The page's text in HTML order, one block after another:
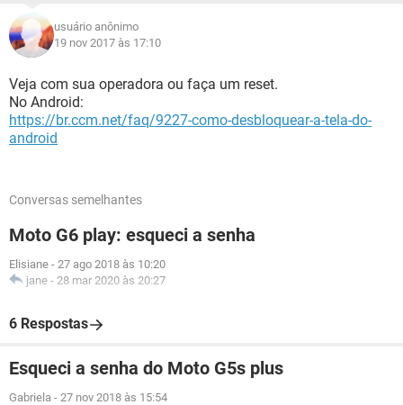
usuário anônimo
19 nov 2017 às 17:10
Veja com sua operadora ou faça um reset.
No Android:
https://br.ccm.net/faq/9227-como-desbloquear-a-tela-do-
android
Conversas semelhantes
Moto G6 play: esqueci a senha
Elisiane - 27 ago 2018 às 10:20
jane - 28 mar 2020 às 20:27
6 Respostas
Esqueci a senha do Moto G5s plus
Gabriela - 27 nov 2018 às 15:54